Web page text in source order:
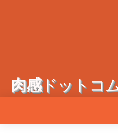
肉感ドットコ